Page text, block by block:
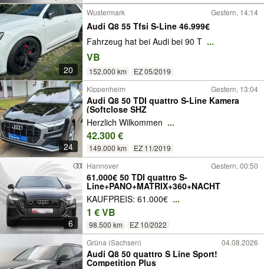
20
Wustermark Gestern, 14:14
Audi Q8 55 Tfsi S-Line 46.999€
Fahrzeug hat bei Audi bei 90 T ...
VB
152.000 km EZ 05/2019
24
Kippenheim Gestern, 13:04
Audi Q8 50 TDI quattro S-Line Kamera
(Softclose SHZ
Herzlich Wilkommen ...
42.300 €
149.000 km EZ 11/2019
6
Hannover Gestern, 00:50
61.000€ 50 TDI quattro S-
Line+PANO+MATRIX+360+NACHT
KAUFPREIS: 61.000€ ...
1 € VB
98.500 km EZ 10/2022
Grüna (Sachsen) 04.08.2026
Audi Q8 50 quattro S Line Sport!
Competition Plus